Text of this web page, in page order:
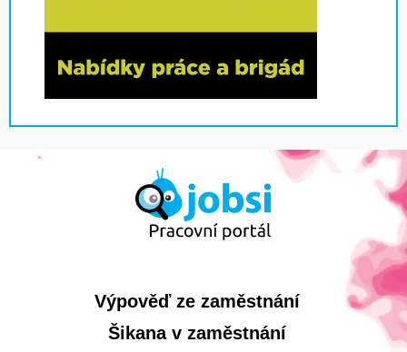
Výpověď ze zaměstnání
Šikana v zaměstnání